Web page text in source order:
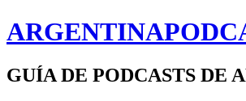
ARGENTINA
GUÍA DE PODCASTS DE